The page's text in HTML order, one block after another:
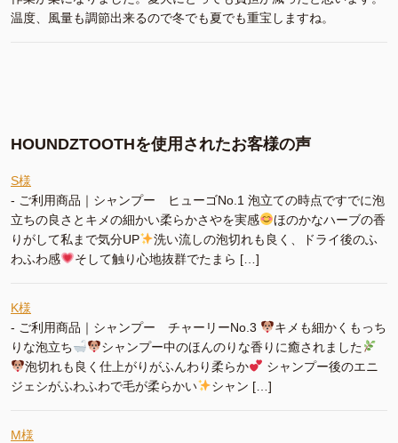
温度、風量も調節出来るので冬でも夏でも重宝しますね。
HOUNDZTOOTHを使用されたお客様の声
S様
- ご利用商品｜シャンプー ヒューゴNo.1 泡立ての時点ですでに泡
立ちの良さとキメの細かい柔らかさやを実感
ほのかなハーブの香
りがして私まで気分UP
洗い流しの泡切れも良く、ドライ後のふ
わふわ感
そして触り心地抜群でたまら […]
K様
- ご利用商品｜シャンプー チャーリーNo.3
キメも細かくもっち
りな泡立ち
シャンプー中のほんのりな香りに癒されました
泡切れも良く仕上がりがふんわり柔らか
シャンプー後のエニ
ジェシがふわふわで毛が柔らかい
シャン […]
M様